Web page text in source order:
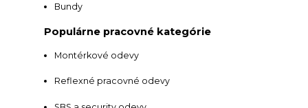
Bundy
Populárne pracovné kategórie
Montérkové odevy
Reflexné pracovné odevy